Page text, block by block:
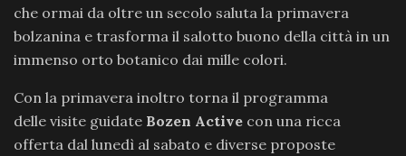
che ormai da oltre un secolo saluta la primavera
bolzanina e trasforma il salotto buono della città in un
immenso orto botanico dai mille colori.
Con la primavera inoltro torna il programma
delle visite guidate Bozen Active con una ricca
offerta dal lunedì al sabato e diverse proposte